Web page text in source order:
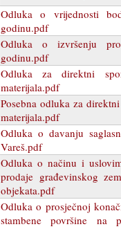
Odluka o vrijednosti
godinu.pdf
Odluka o izvršenju
godinu.pdf
Odluka za direktni
materijala.pdf
Posebna odluka za
materijala.pdf
Odluka o davanju
Vareš.pdf
Odluka o načinu i
prodaje građevinskog
objekata.pdf
Odluka o prosječnoj
stambene površine na